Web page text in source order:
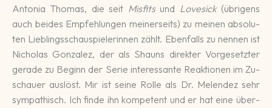
Anto­nia Thomas, die seit Misfitsund Lovesick(übri­gens
auch beides Empfeh­lun­gen mei­ner­seits) zu meinen abso­lu­
ten Lieb­lings­schau­spie­le­rinnen zählt. Ebenfalls zu nennen ist
Nicho­las Gon­zalez, der als Shauns direk­ter Vor­gesetz­ter
gerade zu Beginn der Serie inte­re­ssante Re­aktio­nen im Zu­
schauer aus­löst. Mir ist seine Rolle als Dr. Melen­dez sehr
sym­pa­thisch. Ich finde ihn kompe­tent und er hat eine über­